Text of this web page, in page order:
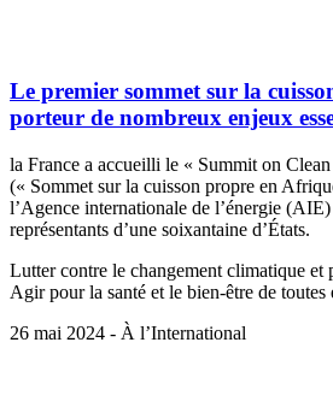
Le premier sommet sur la
porteur de nombreux enjeux
la France a accueilli le « Summit on
(« Sommet sur la cuisson propre en
l’Agence internationale de l’énergie (AIE)
représentants d’une soixantaine d’États.
Lutter contre le changement climatique et
Agir pour la santé et le bien-être de toutes
26 mai 2024 - À l’International